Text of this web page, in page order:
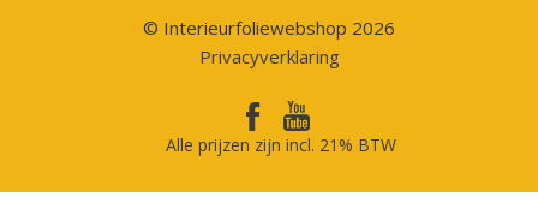
© Interieurfoliewebshop 2026
Privacyverklaring
Alle prijzen zijn incl. 21% BTW